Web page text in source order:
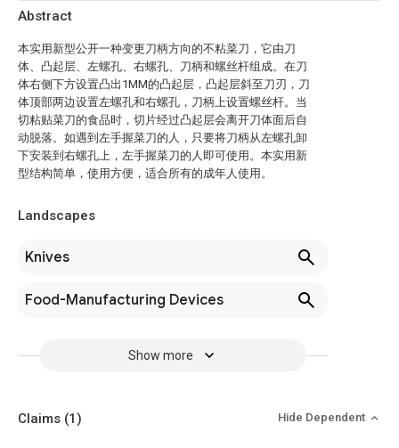
Abstract
本实用新型公开一种变更刀柄方向的不粘菜刀，它由刀
体、凸起层、左螺孔、右螺孔、刀柄和螺丝杆组成。在刀
体右侧下方设置凸出1MM的凸起层，凸起层斜至刀刃，刀
体顶部两边设置左螺孔和右螺孔，刀柄上设置螺丝杆。当
切粘贴菜刀的食品时，切片经过凸起层会离开刀体面后自
动脱落。如遇到左手握菜刀的人，只要将刀柄从左螺孔卸
下安装到右螺孔上，左手握菜刀的人即可使用。本实用新
型结构简单，使用方便，适合所有的成年人使用。
Landscapes
Knives
Food-Manufacturing Devices
Show more
Claims (1) Hide Dependent